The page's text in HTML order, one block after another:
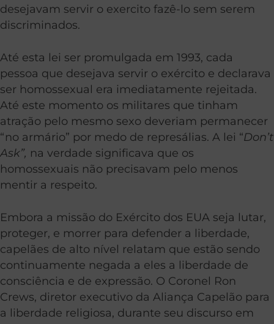
desejavam servir o exercito fazê-lo sem serem
discriminados.
Até esta lei ser promulgada em 1993, cada
pessoa que desejava servir o exército e declarava
ser homossexual era imediatamente rejeitada.
Até este momento os militares que tinham
atração pelo mesmo sexo deveriam permanecer
“no armário” por medo de represálias. A lei “Don’t
Ask”, na verdade significava que os
homossexuais não precisavam pelo menos
mentir a respeito.
Embora a missão do Exército dos EUA seja lutar,
proteger, e morrer para defender a liberdade,
capelães de alto nível relatam que estão sendo
continuamente negada a eles a liberdade de
consciência e de expressão. O Coronel Ron
Crews, diretor executivo da Aliança Capelão para
a liberdade religiosa, durante seu discurso em